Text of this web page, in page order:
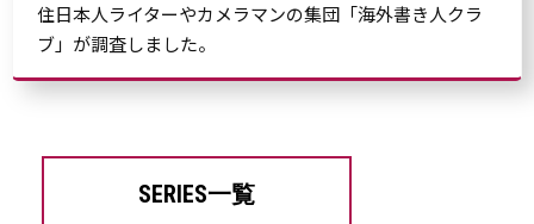
住日本人ライターやカメラマンの集団「海外書き人クラ
ブ」が調査しました。
SERIES一覧